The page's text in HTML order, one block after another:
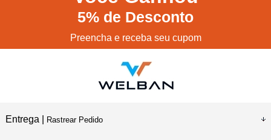
5% de Desconto
Preencha e receba seu cupom
Entrega | Rastrear Pedido